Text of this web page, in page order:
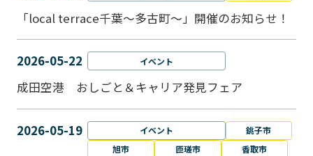
「local terrace千葉～多古町～」開催のお知らせ！
2026-05-22 イベント
成田空港 おしごと＆キャリア発見フェア
2026-05-19 イベント
銚子市
旭市
匝瑳市
香取市